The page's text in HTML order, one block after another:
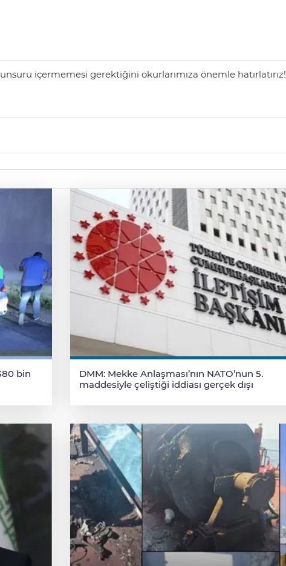
içermemesi gerektiğini okurlarımıza önemle hatırlatırız!
bin
DMM: Mekke Anlaşması’nın NATO’nun 5.
maddesiyle çeliştiği iddiası gerçek dışı